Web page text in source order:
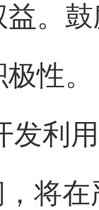
。
性。
发利
将